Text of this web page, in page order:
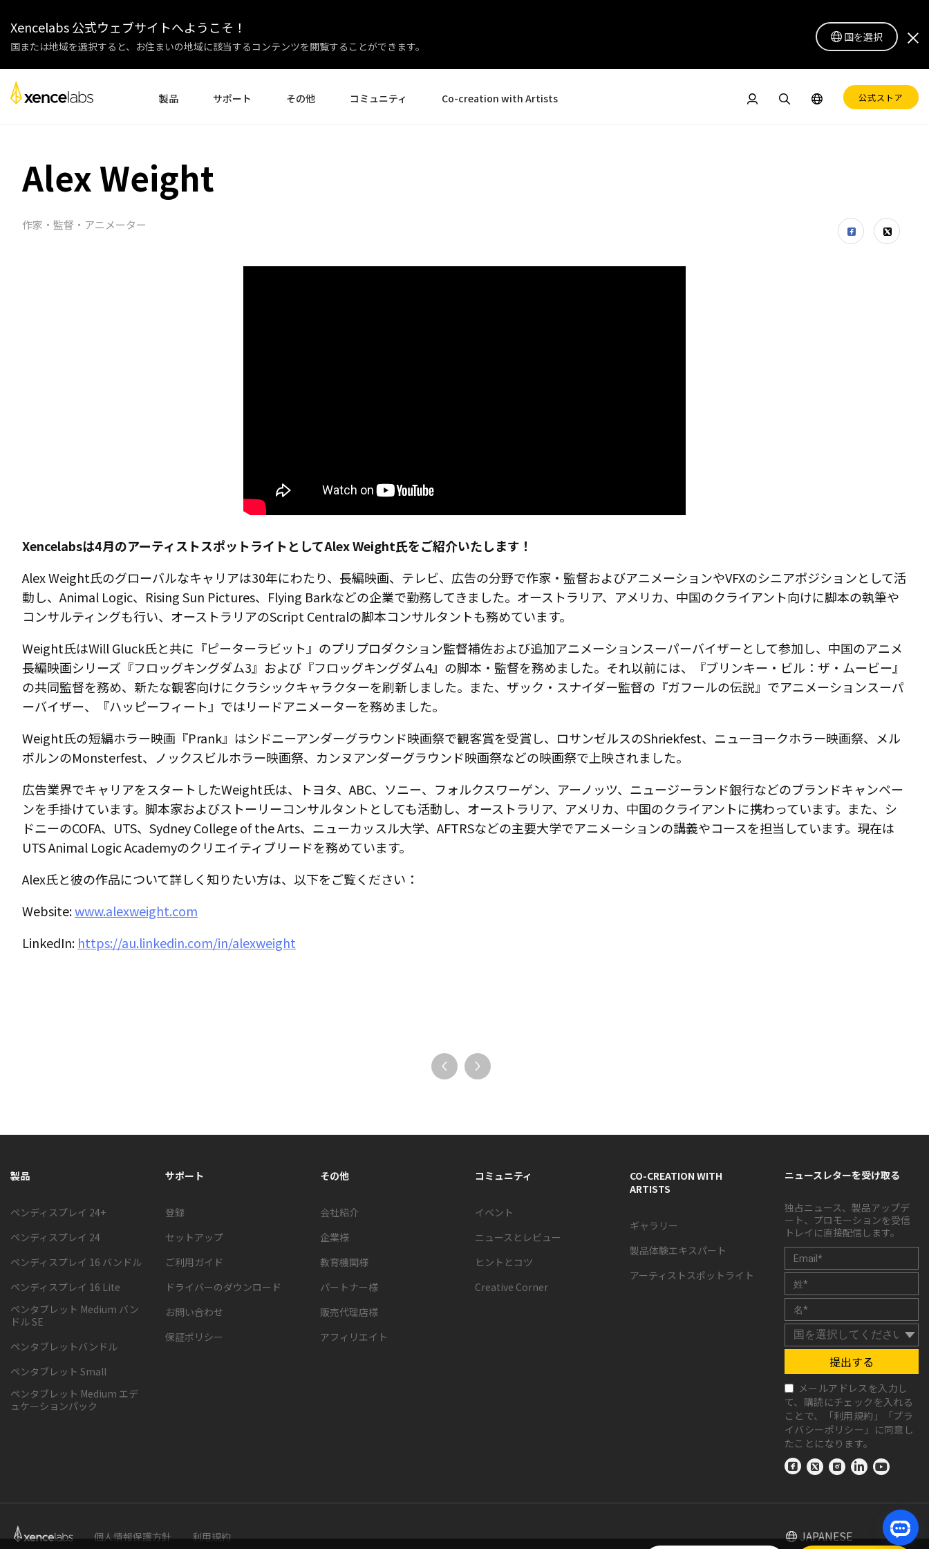
Xencelabs 公式ウェブサイトへようこそ！
国または地域を選択すると、お住まいの地域に該当するコンテンツを閲覧することができます。
国を選択
製品
クイッキーズリモート スタンド ペン ペンホルダー
すべてを見る
サポート
セットアップ
チュートリアル動画
よくある質問
その他 コミュニティ Co-creation with Artists 公式ストア
Alex Weight
作家・監督・アニメーター
Xencelabsは4月のアーティストスポットライトとしてAlex Weight氏をご紹介いたします！
Alex Weight氏のグローバルなキャリアは30年にわたり、長編映画、テレビ、広告の分野で作家・監督およびアニメーションやVFXのシニアポジションとして活
動し、Animal Logic、Rising Sun Pictures、Flying Barkなどの企業で勤務してきました。オーストラリア、アメリカ、中国のクライアント向けに脚本の執筆や
コンサルティングも行い、オーストラリアのScript Centralの脚本コンサルタントも務めています。
Weight氏はWill Gluck氏と共に『ピーターラビット』のプリプロダクション監督補佐および追加アニメーションスーパーバイザーとして参加し、中国のアニメ
長編映画シリーズ『フロッグキングダム3』および『フロッグキングダム4』の脚本・監督を務めました。それ以前には、『ブリンキー・ビル：ザ・ムービー』
の共同監督を務め、新たな観客向けにクラシックキャラクターを刷新しました。また、ザック・スナイダー監督の『ガフールの伝説』でアニメーションスーパ
ーバイザー、『ハッピーフィート』ではリードアニメーターを務めました。
Weight氏の短編ホラー映画『Prank』はシドニーアンダーグラウンド映画祭で観客賞を受賞し、ロサンゼルスのShriekfest、ニューヨークホラー映画祭、メル
ボルンのMonsterfest、ノックスビルホラー映画祭、カンヌアンダーグラウンド映画祭などの映画祭で上映されました。
広告業界でキャリアをスタートしたWeight氏は、トヨタ、ABC、ソニー、フォルクスワーゲン、アーノッツ、ニュージーランド銀行などのブランドキャンペー
ンを手掛けています。脚本家およびストーリーコンサルタントとしても活動し、オーストラリア、アメリカ、中国のクライアントに携わっています。また、シ
ドニーのCOFA、UTS、Sydney College of the Arts、ニューカッスル大学、AFTRSなどの主要大学でアニメーションの講義やコースを担当しています。現在は
UTS Animal Logic Academyのクリエイティブリードを務めています。
Alex氏と彼の作品について詳しく知りたい方は、以下をご覧ください：
Website:www.alexweight.com
LinkedIn: https://au.linkedin.com/in/alexweight
製品
ペンディスプレイ 24+
ペンディスプレイ 24
ペンディスプレイ 16 バンドル
ペンディスプレイ 16 Lite
ペンタブレット Medium バン
ドル SE
ペンタブレットバンドル
ペンタブレット Small
ペンタブレット Medium エデ
ュケーションパック
サポート
登録
セットアップ
ご利用ガイド
ドライバーのダウンロード
お問い合わせ
保証ポリシー
その他
会社紹介
企業様
教育機関様
パートナー様
販売代理店様
アフィリエイト
コミュニティ
イベント
ニュースとレビュー
ヒントとコツ
Creative Corner
CO-CREATION WITH
ARTISTS
ギャラリー
製品体験エキスパート
アーティストスポットライト
ニュースレターを受け取る
独占ニュース、製品アップデ
ート、プロモーションを受信
トレイに直接配信します。
提出する
メールアドレスを入力し
て、購読にチェックを入れる
ことで、「利用規約 」「プラ
イバシーポリシー 」に同意し
たことになります。
JAPANESE
個人情報保護方針 利用規約